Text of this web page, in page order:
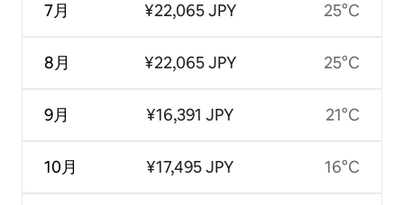
7月
8月
9月
10月
¥22,065 JPY
¥22,065 JPY
¥16,391 JPY
¥17,495 JPY
25°C
25°C
21°C
16°C